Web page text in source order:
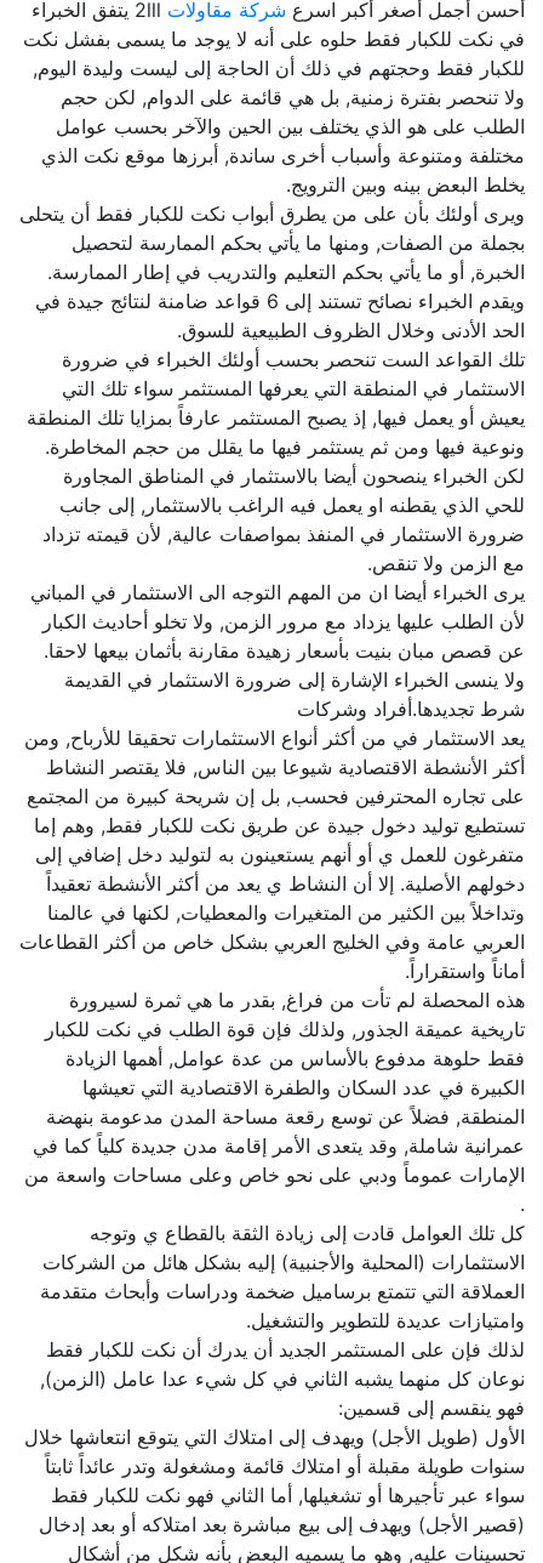
أحسن أجمل أصغر أكبر اسرع شركة مقاولات
2lll يتفق الخبراء
في نكت للكبار فقط حلوه على أنه لا يوجد ما يسمى بفشل نكت
للكبار فقط وحجتهم في ذلك أن الحاجة إلى ليست وليدة اليوم,
ولا تنحصر بفترة زمنية, بل هي قائمة على الدوام, لكن حجم
الطلب على هو الذي يختلف بين الحين والآخر بحسب عوامل
مختلفة ومتنوعة وأسباب أخرى ساندة, أبرزها موقع نكت الذي
يخلط البعض بينه وبين الترويج.
ويرى أولئك بأن على من يطرق أبواب نكت للكبار فقط أن يتحلى
بجملة من الصفات, ومنها ما يأتي بحكم الممارسة لتحصيل
الخبرة, أو ما يأتي بحكم التعليم والتدريب في إطار الممارسة.
ويقدم الخبراء نصائح تستند إلى 6 قواعد ضامنة لنتائج جيدة في
الحد الأدنى وخلال الظروف الطبيعية للسوق.
تلك القواعد الست تنحصر بحسب أولئك الخبراء في ضرورة
الاستثمار في المنطقة التي يعرفها المستثمر سواء تلك التي
يعيش أو يعمل فيها, إذ يصبح المستثمر عارفاً بمزايا تلك المنطقة
ونوعية فيها ومن ثم يستثمر فيها ما يقلل من حجم المخاطرة.
لكن الخبراء ينصحون أيضا بالاستثمار في المناطق المجاورة
للحي الذي يقطنه او يعمل فيه الراغب بالاستثمار, إلى جانب
ضرورة الاستثمار في المنفذ بمواصفات عالية, لأن قيمته تزداد
مع الزمن ولا تنقص.
يرى الخبراء أيضا ان من المهم التوجه الى الاستثمار في المباني
لأن الطلب عليها يزداد مع مرور الزمن, ولا تخلو أحاديث الكبار
عن قصص مبان بنيت بأسعار زهيدة مقارنة بأثمان بيعها لاحقا.
ولا ينسى الخبراء الإشارة إلى ضرورة الاستثمار في القديمة
شرط تجديدها.أفراد وشركات
يعد الاستثمار في من أكثر أنواع الاستثمارات تحقيقا للأرباح, ومن
أكثر الأنشطة الاقتصادية شيوعا بين الناس, فلا يقتصر النشاط
على تجاره المحترفين فحسب, بل إن شريحة كبيرة من المجتمع
تستطيع توليد دخول جيدة عن طريق نكت للكبار فقط, وهم إما
متفرغون للعمل ي أو أنهم يستعينون به لتوليد دخل إضافي إلى
دخولهم الأصلية. إلا أن النشاط ي يعد من أكثر الأنشطة تعقيداً
وتداخلاً بين الكثير من المتغيرات والمعطيات, لكنها في عالمنا
العربي عامة وفي الخليج العربي بشكل خاص من أكثر القطاعات
أماناً واستقراراً.
هذه المحصلة لم تأت من فراغ, بقدر ما هي ثمرة لسيرورة
تاريخية عميقة الجذور, ولذلك فإن قوة الطلب في نكت للكبار
فقط حلوهة مدفوع بالأساس من عدة عوامل, أهمها الزيادة
الكبيرة في عدد السكان والطفرة الاقتصادية التي تعيشها
المنطقة, فضلاً عن توسع رقعة مساحة المدن مدعومة بنهضة
عمرانية شاملة, وقد يتعدى الأمر إقامة مدن جديدة كلياً كما في
الإمارات عموماً ودبي على نحو خاص وعلى مساحات واسعة من
كل تلك العوامل قادت إلى زيادة الثقة بالقطاع ي وتوجه
الاستثمارات (المحلية والأجنبية) إليه بشكل هائل من الشركات
العملاقة التي تتمتع برساميل ضخمة ودراسات وأبحاث متقدمة
وامتيازات عديدة للتطوير والتشغيل.
لذلك فإن على المستثمر الجديد أن يدرك أن نكت للكبار فقط
نوعان كل منهما يشبه الثاني في كل شيء عدا عامل (الزمن),
فهو ينقسم إلى قسمين:
الأول (طويل الأجل) ويهدف إلى امتلاك التي يتوقع انتعاشها خلال
سنوات طويلة مقبلة أو امتلاك قائمة ومشغولة وتدر عائداً ثابتاً
سواء عبر تأجيرها أو تشغيلها, أما الثاني فهو نكت للكبار فقط
(قصير الأجل) ويهدف إلى بيع مباشرة بعد امتلاكه أو بعد إدخال
تحسينات عليه, وهو ما يسميه البعض بأنه شكل من أشكال